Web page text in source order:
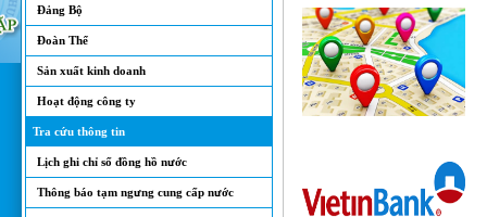
Đảng Bộ
Đoàn Thể
Sản xuất kinh doanh
Hoạt động công ty
Tra cứu thông tin
Lịch ghi chỉ số đồng hồ nước
Thông báo tạm ngưng cung cấp nước